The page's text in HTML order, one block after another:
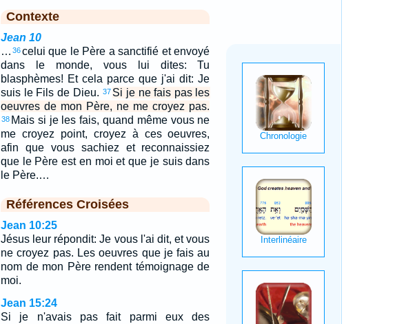
Contexte
Jean 10
… 36celui que le Père a sanctifié et envoyé
dans le monde, vous lui dites: Tu
blasphèmes! Et cela parce que j'ai dit: Je
suis le Fils de Dieu. 37 Si je ne fais pas les
oeuvres de mon Père, ne me croyez pas.
38 Mais si je les fais, quand même vous ne
me croyez point, croyez à ces oeuvres,
afin que vous sachiez et reconnaissiez
que le Père est en moi et que je suis dans
le Père.…
Références Croisées
Jean 10:25
Jésus leur répondit: Je vous l'ai dit, et vous
ne croyez pas. Les oeuvres que je fais au
nom de mon Père rendent témoignage de
moi.
Jean 15:24
Si je n'avais pas fait parmi eux des